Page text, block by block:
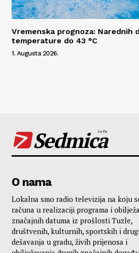
Vremenska prognoza: Narednih
temperature do 43 °C
1. Augusta 2026.
Sedmica
info
O nama
Lokalna smo radio televizija na koju
računa u realizaciji programa i
značajnih datuma iz prošlosti Tuzle,
društvenih, kulturnih, sportskih i
dešavanja u gradu, živih prijenosa i